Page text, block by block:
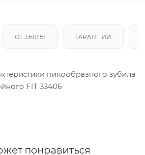
ОТЗЫВЫ ГАРАНТИИ
пикообразного зубила
FIT 33406
понравиться